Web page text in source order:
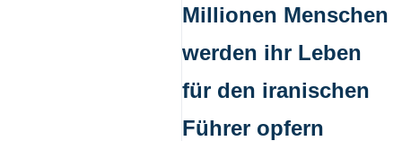
Millionen Menschen
werden ihr Leben
für den iranischen
Führer opfern